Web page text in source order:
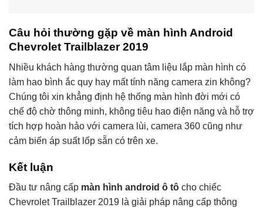
Câu hỏi thường gặp về màn hình Android
Chevrolet Trailblazer 2019
Nhiều khách hàng thường quan tâm liệu lắp màn hình có
làm hao bình ắc quy hay mất tính năng camera zin không?
Chúng tôi xin khẳng định hệ thống màn hình đời mới có
chế độ chờ thông minh, không tiêu hao điện năng và hỗ trợ
tích hợp hoàn hảo với camera lùi, camera 360 cũng như
cảm biến áp suất lốp sẵn có trên xe.
Kết luận
Đầu tư nâng cấp màn hình android ô tô cho chiếc
Chevrolet Trailblazer 2019 là giải pháp nâng cấp thông